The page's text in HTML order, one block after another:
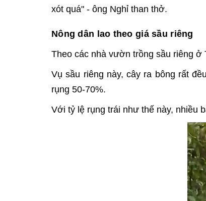
xót quá" - ông Nghỉ than thở.
Nông dân lao theo giá sầu riêng
Theo các nhà vườn trồng sầu riêng
Vụ sầu riêng này, cây ra bông rất
rụng 50-70%.
Với tỷ lệ rụng trái như thế này, nhiều